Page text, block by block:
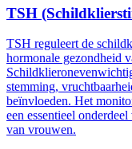
TSH
TSH reguleert de
hormonale gezondheid
stemming,
beïnvloeden. Het
een essentieel
van vrouwen.